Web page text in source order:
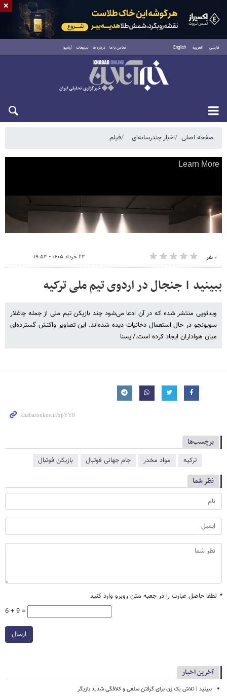
فارسی العربية English تماس با ما درباره ما تبلیغات آرشیو
جمعه ۱۶ مرداد ۱۴۰۵
صفحه اصلی اخبار چندرسانه‌ای فیلم
۰ نفر ۲۳ خرداد ۱۴۰۵ - ۱۹:۵۳
ببینید | جنجال در اردوی تیم ملی ترکیه
ویدئویی منتشر شده که در آن ادعا می‌شود چند بازیکن تیم ملی از جمله چاغلار
سویونجو در حال استعمال دخانیات دیده شده‌اند. این تصاویر واکنش گسترده‌ای
میان هواداران ایجاد کرده است./ایسنا
برچسب‌ها
ترکیه مواد مخدر جام جهانی فوتبال بازیکن فوتبال
نظر شما
* لطفا حاصل عبارت را در جعبه متن روبرو وارد کنید
6 + 9 =
ارسال
آخرین اخبار
ببینید | تلاش یک زن برای گرفتن سلفی و کلافگی شدید بازیگر
×